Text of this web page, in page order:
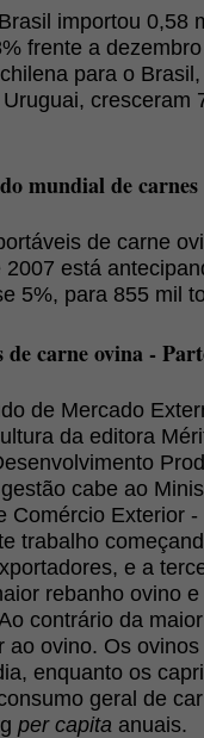
importou 0,58
frente a
para o
cresceram
mundial de carnes
de carne
está
5%, para 855 mil
de carne ovina -
de Mercado
da editora
cabe ao
Comércio Exterior
trabalho
e a
rebanho ovino
contrário da
ao ovino. Os
enquanto os
geral de
per capita anuais.